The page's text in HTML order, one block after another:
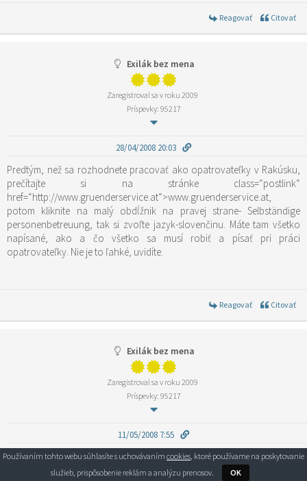
Reagovať Citovať
Exilák bez mena
Zaregistroval sa v roku 2009
Príspevky: 95217
28/04/2008 20:03
Predtým, než sa rozhodnete pracovať ako opatrovateľky v Rakúsku,
prečítajte si na stránke class=“postlink“
href=“http://www.gruenderservice.at“>www.gruenderservice.at,
potom kliknite na malý obdĺžnik na pravej strane- Selbständige
personenbetreuung, tak si zvoľte jazyk-slovenčinu. Máte tam všetko
napísané, ako a čo všetko sa musí robiť a písať pri práci
opatrovateľky. Nie je to ľahké, uvidíte.
Reagovať Citovať
Exilák bez mena
Zaregistroval sa v roku 2009
Príspevky: 95217
11/05/2008 7:55
Dobry den .Chcem sa len informovat sprostredkovavate pracu v
Rakusku.Nemcinu mam slabsiu ale pracovala som teraz 3 mesiace ako
Používaním tohto webu súhlasíte s uchovávaním cookies, ktoré používame na poskytovanie
služieb, prispôsobenie reklám a analýzu prenosov.
OK